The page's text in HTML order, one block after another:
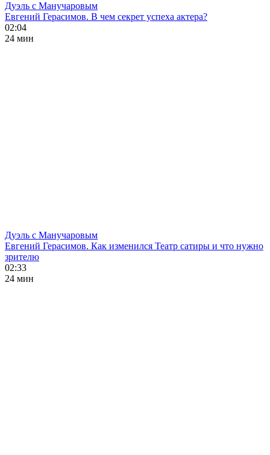
Дуэль с Манучаровым
Евгений Герасимов. В чем секрет успеха актера?
02:04
24 мин
Дуэль с Манучаровым
Евгений Герасимов. Как изменился Театр сатиры и что нужно
зрителю
02:33
24 мин